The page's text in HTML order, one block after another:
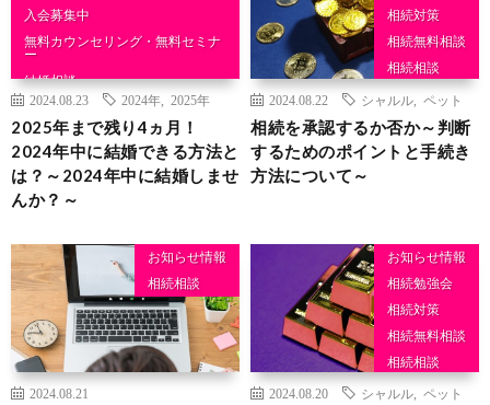
入会募集中
無料カウンセリング・無料セミナ
ー
結婚相談
2024.08.23 2024年 2025年
2025年まで残り4ヵ月！
2024年中に結婚できる方法と
は？～2024年中に結婚しませ
んか？～
相続対策
相続無料相談
相続相談
2024.08.22 シャルル ペット
相続を承認するか否か～判断
するためのポイントと手続き
方法について～
お知らせ情報
相続相談
2024.08.21
お知らせ情報
相続勉強会
相続対策
相続無料相談
相続相談
2024.08.20 シャルル ペット